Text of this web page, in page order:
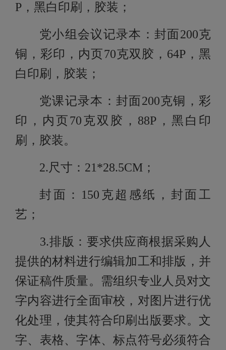
P，黑白印刷，胶装；
党小组会议记录本：封面200克
铜，彩印，内页70克双胶，64P，黑
白印刷，胶装；
党课记录本：封面200克铜，彩
印，内页70克双胶，88P，黑白印
刷，胶装。
2.尺寸：21*28.5CM；
封面： 150克超感纸，封面工
艺；
3.排版：要求供应商根据采购人
提供的材料进行编辑加工和排版，并
保证稿件质量。需组织专业人员对文
字内容进行全面审校，对图片进行优
化处理，使其符合印刷出版要求。文
字、表格、字体、标点符号必须符合